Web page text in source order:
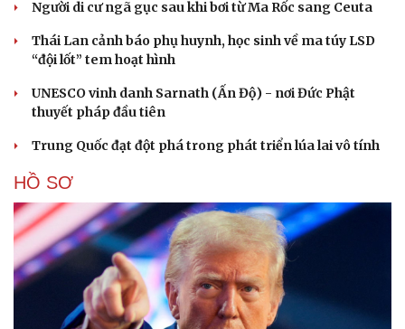
Người di cư ngã gục sau khi bơi từ Ma Rốc sang Ceuta
Thái Lan cảnh báo phụ huynh, học sinh về ma túy LSD
“đội lốt” tem hoạt hình
UNESCO vinh danh Sarnath (Ấn Độ) - nơi Đức Phật
thuyết pháp đầu tiên
Trung Quốc đạt đột phá trong phát triển lúa lai vô tính
HỒ SƠ